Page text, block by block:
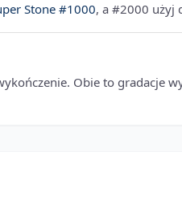
Stone #1000, a #2000 użyj
Obie to gradacje